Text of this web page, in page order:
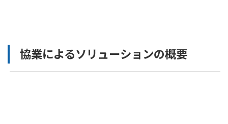
協業によるソリューションの概要